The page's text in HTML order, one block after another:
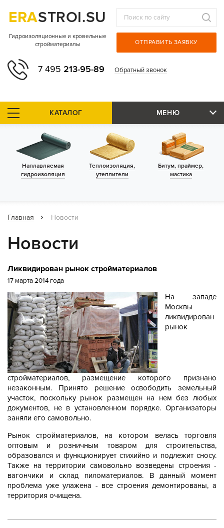
ERASTROI.SU
Гидроизоляционные и кровельные
стройматериалы
7 495 213-95-89 Обратный звонок
ОТПРАВИТЬ ЗАЯВКУ
КАТАЛОГ МЕНЮ
Наплавляемая
гидроизоляция
Теплоизоляция,
утеплители
Битум, праймер,
мастика
Главная Новости
Новости
Ликвидирован рынок стройматериалов
17 марта 2014 года
На западе
Москвы
ликвидирован
рынок
стройматериалов, размещение которого признано
незаконным. Принято решение освободить земельный
участок, поскольку рынок размещен на нем без любых
документов, не в установленном порядке. Организаторы
заняли его самовольно.
Рынок стройматериалов, на котором велась торговля
оптовым и розничным товаром для строительства,
образовался и функционирует стихийно и подлежит сносу.
Также на территории самовольно возведены строения -
вагончики и склад пиломатериалов. В данный момент
проблема уже улажена - все строения демонтированы, а
территория очищена.